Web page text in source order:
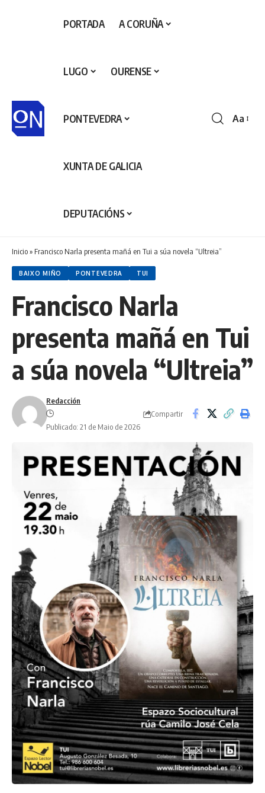
PORTADA A CORUÑA
LUGO OURENSE
PONTEVEDRA
XUNTA DE GALICIA
DEPUTACIÓNS
Aa
Inicio» Francisco Narla presenta mañá en Tui a súa novela “Ultreia”
BAIXO MIÑO PONTEVEDRA TUI
Francisco Narla
presenta mañá en Tui
a súa novela “Ultreia”
Redacción
Publicado: 21 de Maio de 2026
Compartir